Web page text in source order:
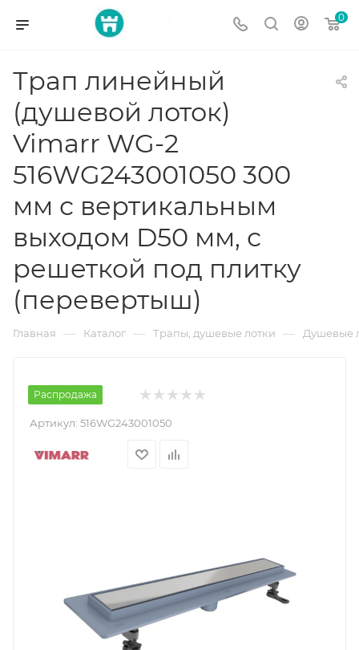
0
Трап линейный
(душевой лоток)
Vimarr WG-2
516WG243001050 300
мм с вертикальным
выходом D50 мм, с
решеткой под плитку
(перевертыш)
Главная — Каталог — Трапы, душевые лотки — Душевые
Распродажа
Артикул: 516WG243001050